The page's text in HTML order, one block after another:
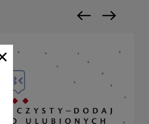
Poprzedni slajd
Następny